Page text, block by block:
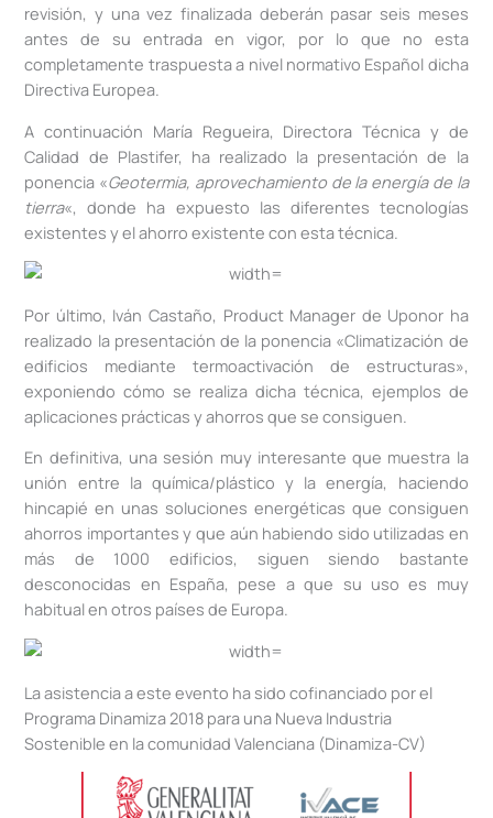
revisión, y una vez finalizada deberán pasar seis meses
antes de su entrada en vigor, por lo que no esta
completamente traspuesta a nivel normativo Español dicha
Directiva Europea.
A continuación María Regueira, Directora Técnica y de
Calidad de Plastifer, ha realizado la presentación de la
ponencia «Geotermia, aprovechamiento de la energía de la
tierra«, donde ha expuesto las diferentes tecnologías
existentes y el ahorro existente con esta técnica.
Por último, Iván Castaño, Product Manager de Uponor ha
realizado la presentación de la ponencia «Climatización de
edificios mediante termoactivación de estructuras»,
exponiendo cómo se realiza dicha técnica, ejemplos de
aplicaciones prácticas y ahorros que se consiguen.
En definitiva, una sesión muy interesante que muestra la
unión entre la química/plástico y la energía, haciendo
hincapié en unas soluciones energéticas que consiguen
ahorros importantes y que aún habiendo sido utilizadas en
más de 1000 edificios, siguen siendo bastante
desconocidas en España, pese a que su uso es muy
habitual en otros países de Europa.
La asistencia a este evento ha sido cofinanciado por el
Programa Dinamiza 2018 para una Nueva Industria
Sostenible en la comunidad Valenciana (Dinamiza-CV)